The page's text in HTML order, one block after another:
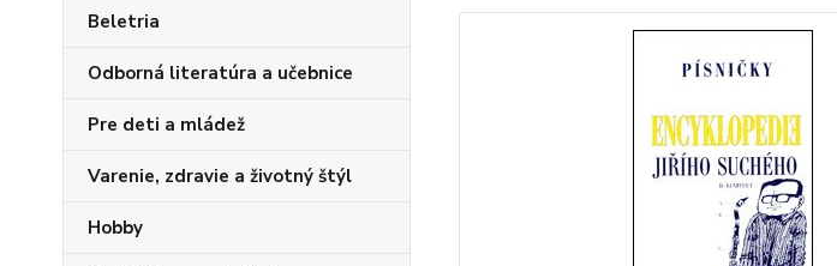
Beletria
Odborná literatúra a učebnice
Pre deti a mládež
Varenie, zdravie a životný štýl
Hobby